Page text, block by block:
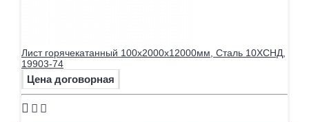
Лист горячекатанный 100х2000х12000мм, Сталь 10ХСНД,
19903-74
Цена договорная